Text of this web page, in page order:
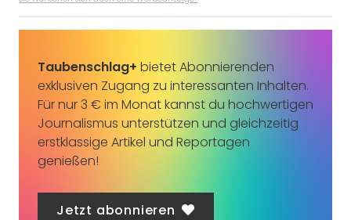
Taubenschlag+ bietet Abonnierenden
exklusiven Zugang zu interessanten Inhalten.
Für nur 3 € im Monat kannst du hochwertigen
Journalismus unterstützen und gleichzeitig
erstklassige Artikel und Reportagen
genießen!
Jetzt abonnieren